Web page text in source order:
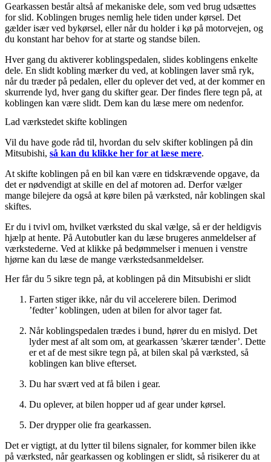
Gearkassen består altså af mekaniske dele, som ved brug udsættes
for slid. Koblingen bruges nemlig hele tiden under kørsel. Det
gælder især ved bykørsel, eller når du holder i kø på motorvejen, og
du konstant har behov for at starte og standse bilen.
Hver gang du aktiverer koblingspedalen, slides koblingens enkelte
dele. En slidt kobling mærker du ved, at koblingen laver små ryk,
når du træder på pedalen, eller du oplever det ved, at der kommer en
skurrende lyd, hver gang du skifter gear. Der findes flere tegn på, at
koblingen kan være slidt. Dem kan du læse mere om nedenfor.
Lad værkstedet skifte koblingen
Vil du have gode råd til, hvordan du selv skifter koblingen på din
Mitsubishi, så kan du klikke her for at læse mere.
At skifte koblingen på en bil kan være en tidskrævende opgave, da
det er nødvendigt at skille en del af motoren ad. Derfor vælger
mange bilejere da også at køre bilen på værksted, når koblingen skal
skiftes.
Er du i tvivl om, hvilket værksted du skal vælge, så er der heldigvis
hjælp at hente. På Autobutler kan du læse brugeres anmeldelser af
værkstederne. Ved at klikke på bedømmelser i menuen i venstre
hjørne kan du læse de mange værkstedsanmeldelser.
Her får du 5 sikre tegn på, at koblingen på din Mitsubishi er slidt
Farten stiger ikke, når du vil accelerere bilen. Derimod
’fedter’ koblingen, uden at bilen for alvor tager fat.
Når koblingspedalen trædes i bund, hører du en mislyd. Det
lyder mest af alt som om, at gearkassen ’skærer tænder’. Dette
er et af de mest sikre tegn på, at bilen skal på værksted, så
koblingen kan blive efterset.
Du har svært ved at få bilen i gear.
Du oplever, at bilen hopper ud af gear under kørsel.
Der drypper olie fra gearkassen.
Det er vigtigt, at du lytter til bilens signaler, for kommer bilen ikke
på værksted, når gearkassen og koblingen er slidt, så risikerer du at